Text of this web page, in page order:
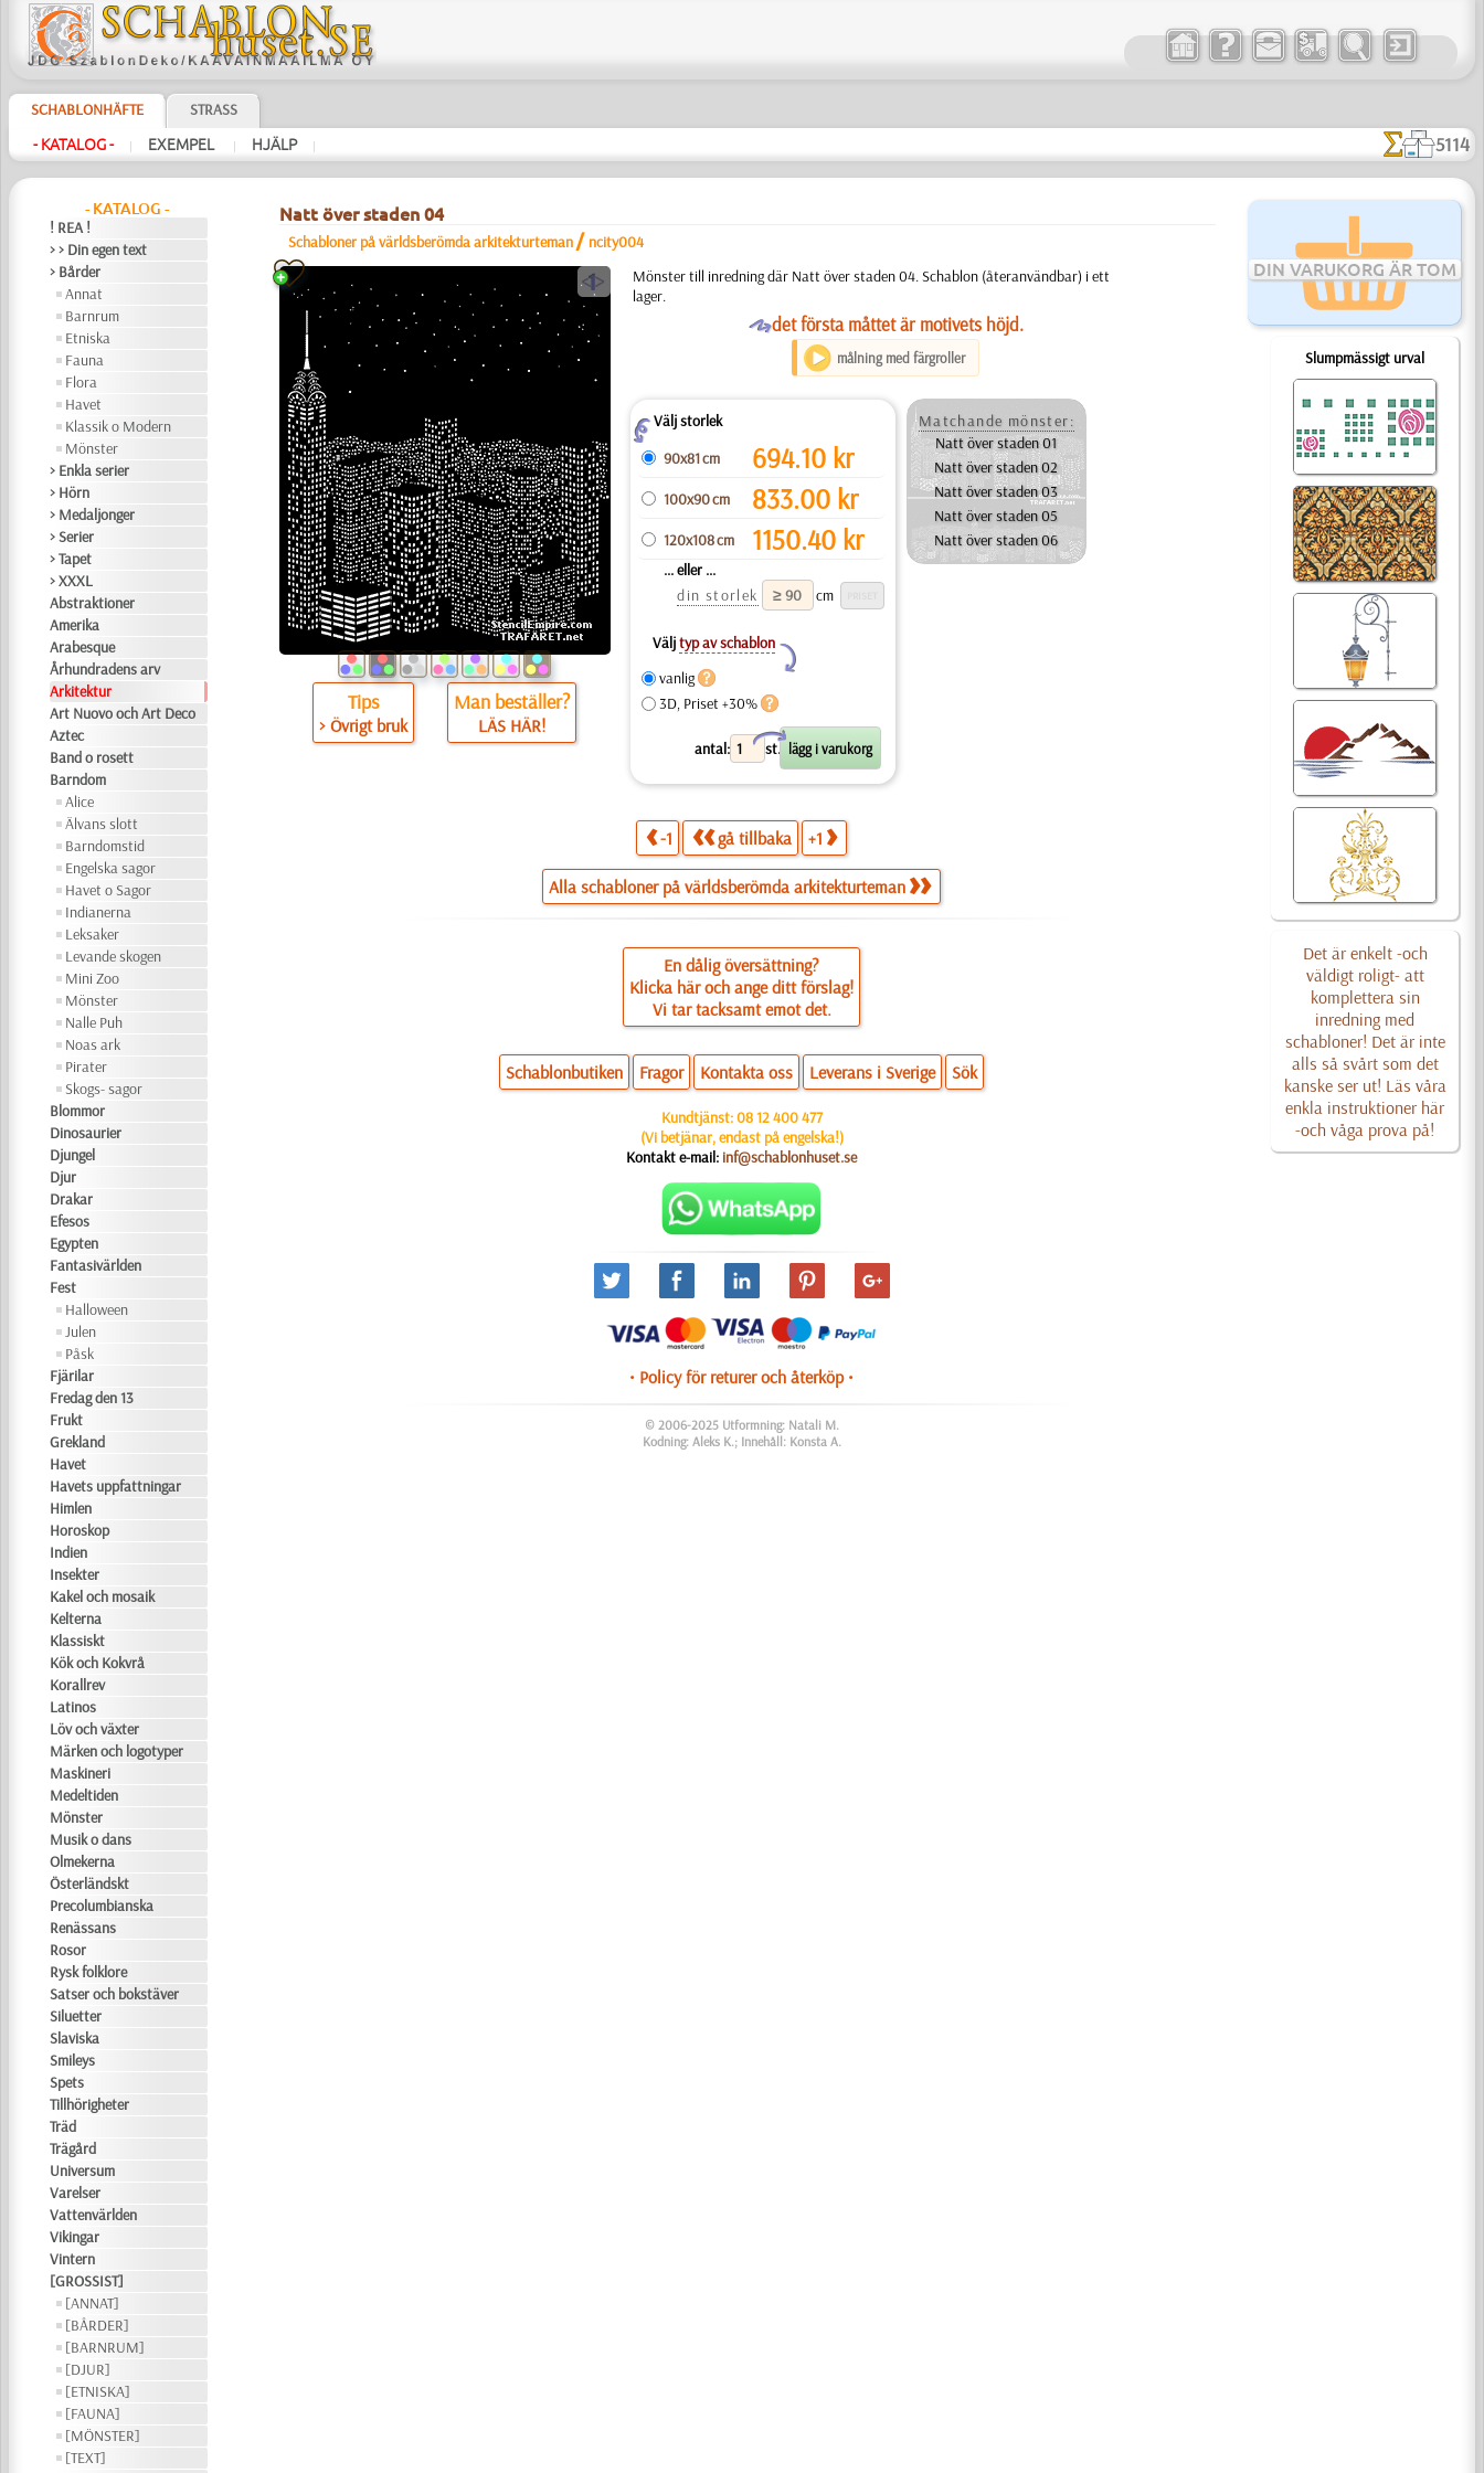
SCHABLONHÄFTE STRASS
- KATALOG - | EXEMPEL | HJÄLP | 5114
- KATALOG -
! REA !
> > Din egen text
> Bårder
Annat
Barnrum
Etniska
Fauna
Flora
Havet
Klassik o Modern
Mönster
> Enkla serier
> Hörn
> Medaljonger
> Serier
> Tapet
> XXXL
Abstraktioner
Amerika
Arabesque
Århundradens arv
Arkitektur
Art Nuovo och Art Deco
Aztec
Band o rosett
Barndom
Alice
Älvans slott
Barndomstid
Engelska sagor
Havet o Sagor
Indianerna
Leksaker
Levande skogen
Mini Zoo
Mönster
Nalle Puh
Noas ark
Pirater
Skogs- sagor
Blommor
Dinosaurier
Djungel
Djur
Drakar
Efesos
Egypten
Fantasivärlden
Fest
Halloween
Julen
Påsk
Fjärilar
Fredag den 13
Frukt
Grekland
Havet
Havets uppfattningar
Himlen
Horoskop
Indien
Insekter
Kakel och mosaik
Kelterna
Klassiskt
Kök och Kokvrå
Korallrev
Latinos
Löv och växter
Märken och logotyper
Maskineri
Medeltiden
Mönster
Musik o dans
Olmekerna
Österländskt
Precolumbianska
Renässans
Rosor
Rysk folklore
Satser och bokstäver
Siluetter
Slaviska
Smileys
Spets
Tillhörigheter
Träd
Trägård
Universum
Varelser
Vattenvärlden
Vikingar
Vintern
[GROSSIST]
[ANNAT]
[BÅRDER]
[BARNRUM]
[DJUR]
[ETNISKA]
[FAUNA]
[MÖNSTER]
[TEXT]
DIN VARUKORG ÄR TOM
Slumpmässigt urval
Det är enkelt -och
väldigt roligt- att
komplettera sin
inredning med
schabloner! Det är inte
alls så svårt som det
kanske ser ut! Läs våra
enkla instruktioner här
-och våga prova på!
Natt över staden 04
Schabloner på världsberömda arkitekturteman / ncity004
a
Tips
> Övrigt bruk
Man beställer?
LÄS HÄR!
Mönster till inredning där Natt över staden 04. Schablon (återanvändbar) i ett
lager.
Odet första måttet är motivets höjd.
målning med färgroller
ZVälj storlek
90x81 cm
694.10kr
100x90 cm 833.00kr
120x108 cm 1150.40kr
... eller ...
din storlek
cm
Väljtyp av schablon
Y
vanlig
3D, Priset +30%
antal: st.
X
Matchande mönster:
Natt över staden 01
Natt över staden 02
Natt över staden 03
Natt över staden 05
Natt över staden 06
-1 gå tillbaka +1
Alla schabloner på världsberömda arkitekturteman
En dålig översättning?
Klicka här och ange ditt förslag!
Vi tar tacksamt emot det.
Schablonbutiken Fragor Kontakta oss Leverans i Sverige Sök
Kundtjänst:08 12 400 477
(Vi betjänar, endast på engelska!)
Kontakt e-mail: inf@schablonhuset.se
• Policy för returer och återköp •
© 2006-2025 Utformning: Natali M.
Kodning: Aleks K.; Innehåll: Konsta A.